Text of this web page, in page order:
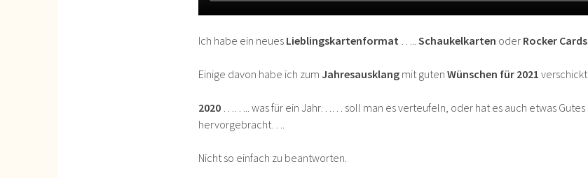
Ich habe ein neues Lieblingskartenformat Schaukelkarten oder Rocker Cards
Einige davon habe ich zum Jahresausklang mit guten Wünschen für 2021 verschickt.
2020 …….. was für ein Jahr…… soll man es verteufeln, oder hat es auch etwas Gutes
hervorgebracht….
Nicht so einfach zu beantworten.